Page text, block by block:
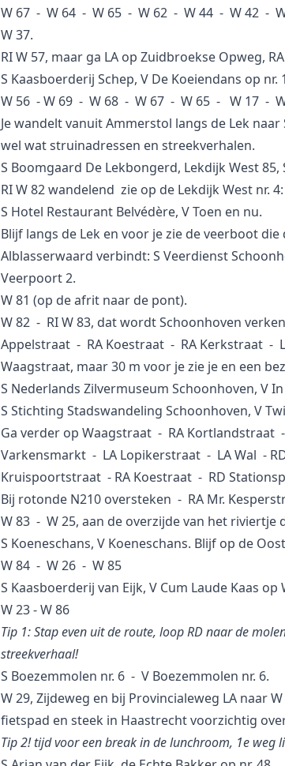
W 67 - W 64 - W 65 - W 62 - W 44 - W 42 -
W 37.
RI W 57, maar ga LA op Zuidbroekse Opweg,
S Kaasboerderij Schep, V De Koeiendans op nr.
W 56 - W 69 - W 68 - W 67 - W 65 - W 17 -
Je wandelt vanuit Ammerstol langs de Lek
wel wat struinadressen en streekverhalen.
S Boomgaard De Lekbongerd, Lekdijk West 85,
RI W 82 wandelend zie op de Lekdijk West nr. 4:
S Hotel Restaurant Belvédère, V Toen en nu.
Blijf langs de Lek en voor je zie de veerboot
Alblasserwaard verbindt: S Veerdienst
Veerpoort 2.
W 81 (op de afrit naar de pont).
W 82 - RI W 83, dat wordt Schoonhoven
Appelstraat - RA Koestraat - RA Kerkstraat -
Waagstraat, maar 30 m voor je zie je en een
S Nederlands Zilvermuseum Schoonhoven, V
S Stichting Stadswandeling Schoonhoven, V
Ga verder op Waagstraat - RA Kortlandstraat
Varkensmarkt - LA Lopikerstraat - LA Wal -
Kruispoortstraat - RA Koestraat - RD
Bij rotonde N210 oversteken - RA Mr.
W 83 - W 25, aan de overzijde van het riviertje
S Koeneschans, V Koeneschans. Blijf op de
W 84 - W 26 - W 85
S Kaasboerderij van Eijk, V Cum Laude Kaas op
W 23 - W 86
Tip 1: Stap even uit de route, loop RD naar de
streekverhaal!
S Boezemmolen nr. 6 - V Boezemmolen nr. 6.
W 29, Zijdeweg en bij Provincialeweg LA naar
fietspad en steek in Haastrecht voorzichtig
Tip 2! tijd voor een break in de lunchroom, 1e weg